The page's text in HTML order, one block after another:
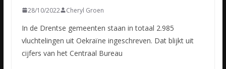
28/10/2022 Cheryl Groen
In de Drentse gemeenten staan in totaal 2.985
vluchtelingen uit Oekraïne ingeschreven. Dat blijkt uit
cijfers van het Centraal Bureau